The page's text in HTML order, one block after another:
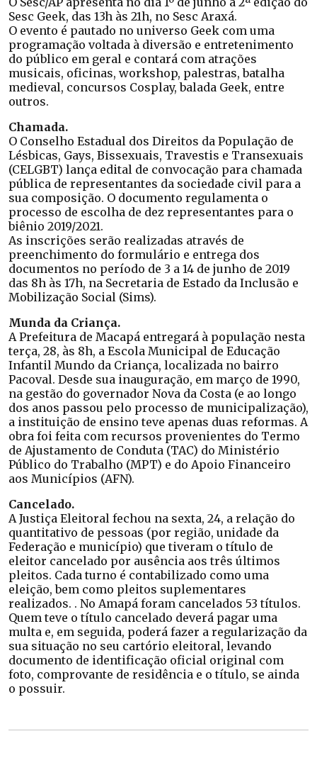
Sesc Geek, das 13h às 21h, no Sesc Araxá.
O evento é pautado no universo Geek com uma
programação voltada à diversão e entretenimento
do público em geral e contará com atrações
musicais, oficinas, workshop, palestras, batalha
medieval, concursos Cosplay, balada Geek, entre
outros.
Chamada.
O Conselho Estadual dos Direitos da População de
Lésbicas, Gays, Bissexuais, Travestis e Transexuais
(CELGBT) lança edital de convocação para chamada
pública de representantes da sociedade civil para a
sua composição. O documento regulamenta o
processo de escolha de dez representantes para o
biênio 2019/2021.
As inscrições serão realizadas através de
preenchimento do formulário e entrega dos
documentos no período de 3 a 14 de junho de 2019
das 8h às 17h, na Secretaria de Estado da Inclusão e
Mobilização Social (Sims).
Munda da Criança.
A Prefeitura de Macapá entregará à população nesta
terça, 28, às 8h, a Escola Municipal de Educação
Infantil Mundo da Criança, localizada no bairro
Pacoval. Desde sua inauguração, em março de 1990,
na gestão do governador Nova da Costa (e ao longo
dos anos passou pelo processo de municipalização),
a instituição de ensino teve apenas duas reformas. A
obra foi feita com recursos provenientes do Termo
de Ajustamento de Conduta (TAC) do Ministério
Público do Trabalho (MPT) e do Apoio Financeiro
aos Municípios (AFN).
Cancelado.
A Justiça Eleitoral fechou na sexta, 24, a relação do
quantitativo de pessoas (por região, unidade da
Federação e município) que tiveram o título de
eleitor cancelado por ausência aos três últimos
pleitos. Cada turno é contabilizado como uma
eleição, bem como pleitos suplementares
realizados. . No Amapá foram cancelados 53 títulos.
Quem teve o título cancelado deverá pagar uma
multa e, em seguida, poderá fazer a regularização da
sua situação no seu cartório eleitoral, levando
documento de identificação oficial original com
foto, comprovante de residência e o título, se ainda
o possuir.